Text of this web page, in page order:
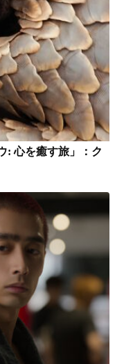
: 心を癒す旅」：ク